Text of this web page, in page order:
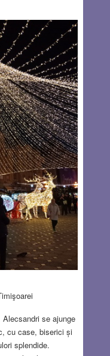
se ajunge
cu case, biserici și
splendide.